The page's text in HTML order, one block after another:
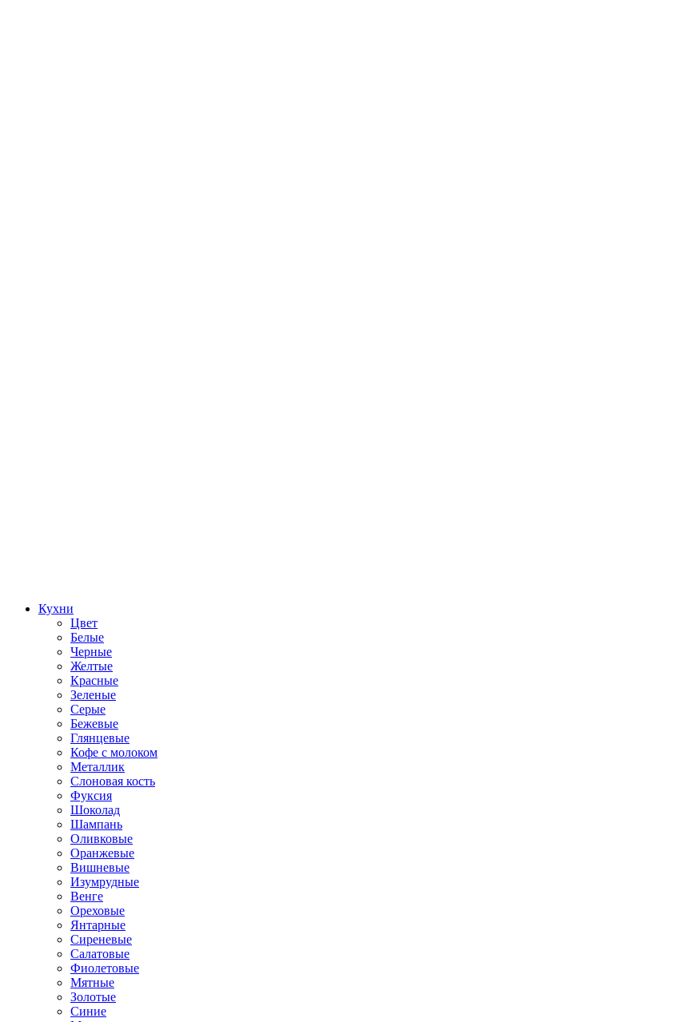
Кухни
Цвет
Белые
Черные
Желтые
Красные
Зеленые
Серые
Бежевые
Глянцевые
Кофе с молоком
Металлик
Слоновая кость
Фуксия
Шоколад
Шампань
Оливковые
Оранжевые
Вишневые
Изумрудные
Венге
Ореховые
Янтарные
Сиреневые
Салатовые
Фиолетовые
Мятные
Золотые
Синие